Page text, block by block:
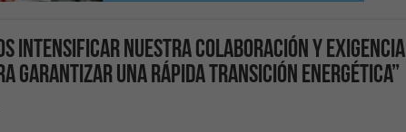
intensificar nuestra colaboración y exigencia
garantizar una rápida transición energética”